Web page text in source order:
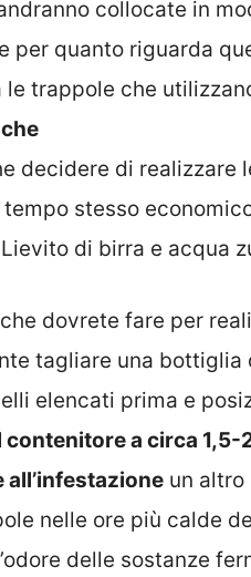
collocate in
per quanto riguarda
le trappole che
decidere di realizzare
stesso
di birra e acqua
dovrete fare per
tagliare una
elencati prima e
contenitore a circa
un altro
nelle ore più calde
delle sostanze